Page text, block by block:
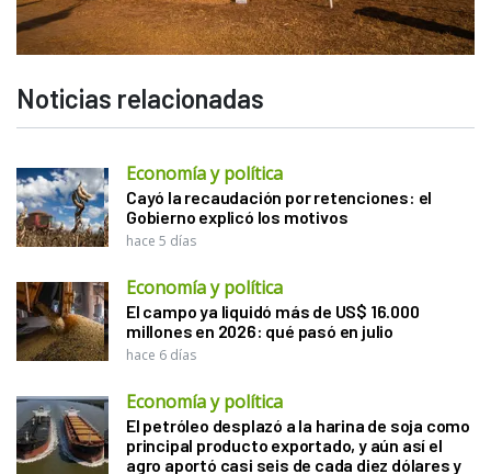
Noticias relacionadas
Economía y política
Cayó la recaudación por retenciones: el
Gobierno explicó los motivos
hace 5 días
Economía y política
El campo ya liquidó más de US$ 16.000
millones en 2026: qué pasó en julio
hace 6 días
Economía y política
El petróleo desplazó a la harina de soja como
principal producto exportado, y aún así el
agro aportó casi seis de cada diez dólares y